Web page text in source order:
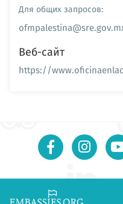
Для общих запросов:
Веб-сайт
https://